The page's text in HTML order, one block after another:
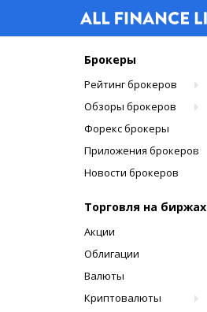
Брокеры
Рейтинг брокеров
Обзоры брокеров
Форекс брокеры
Приложения брокеров
Новости брокеров
Торговля на биржах
Акции
Облигации
Валюты
Криптовалюты